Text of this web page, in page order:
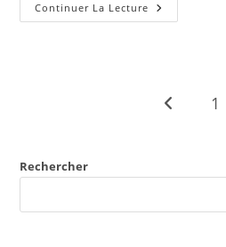
Continuer La Lecture
1
Rechercher